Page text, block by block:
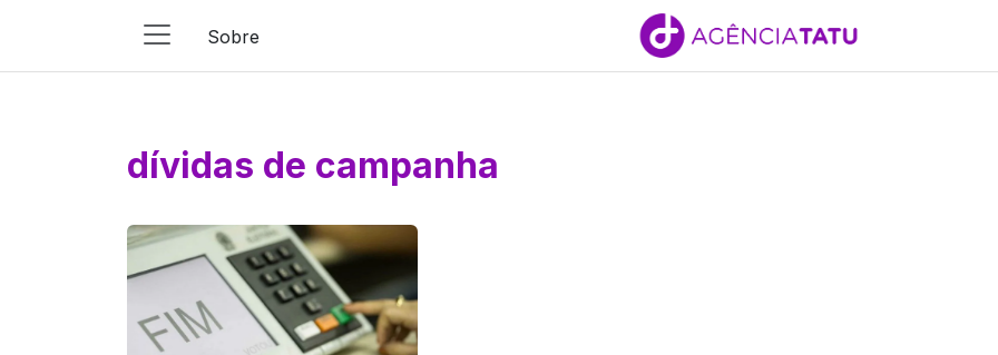
Sobre
dívidas de campanha